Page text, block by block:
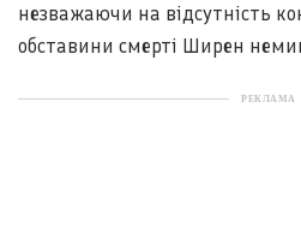
незважаючи на відсутність
обставини смерті Ширен
РЕКЛАМА